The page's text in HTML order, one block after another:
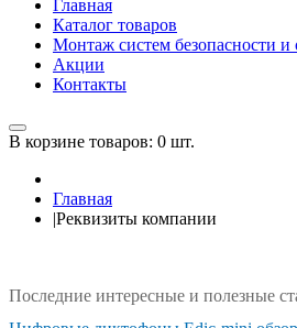
Главная
Каталог товаров
Монтаж систем безопасности и
Акции
Контакты
В корзине товаров: 0 шт.
Главная
|Реквизиты компании
Последние интересные и полезные